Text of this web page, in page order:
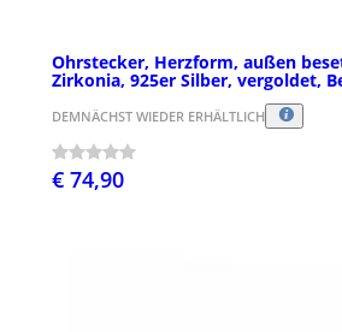
Ohrstecker, Herzform, außen
Zirkonia, 925er Silber, vergoldet,
DEMNÄCHST WIEDER ERHÄLTLICH
€ 74,90